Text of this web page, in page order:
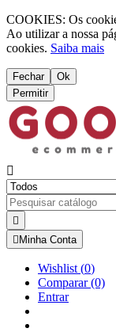
COOKIES: Os
Ao utilizar a nossa
cookies. Saiba mais
Fechar
Ok
Permitir


 Minha Conta
Wishlist (0)
Comparar(0)
Entrar